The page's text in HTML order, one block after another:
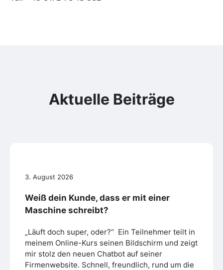
Aktuelle Beiträge
3. August 2026
Weiß dein Kunde, dass er mit einer
Maschine schreibt?
„Läuft doch super, oder?“ Ein Teilnehmer teilt in
meinem Online-Kurs seinen Bildschirm und zeigt
mir stolz den neuen Chatbot auf seiner
Firmenwebsite. Schnell, freundlich, rund um die